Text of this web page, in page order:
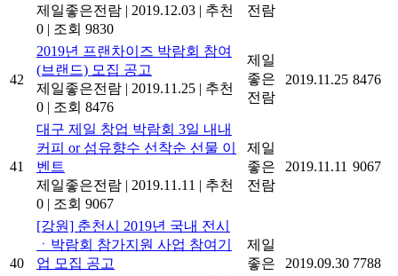
제일좋은전람 | 2019.12.03 | 추천
0 | 조회 9830
전람
42
2019년 프랜차이즈 박람회 참여
(브랜드) 모집 공고
제일좋은전람 | 2019.11.25 | 추천
0 | 조회 8476
제일
좋은
전람
2019.11.25 8476
41
대구 제일 창업 박람회 3일 내내
커피 or 섬유향수 선착순 선물 이
벤트
제일좋은전람 | 2019.11.11 | 추천
0 | 조회 9067
제일
좋은
전람
2019.11.11 9067
40
[강원] 춘천시 2019년 국내 전시
ㆍ박람회 참가지원 사업 참여기
업 모집 공고
제일
좋은
2019.09.30 7788